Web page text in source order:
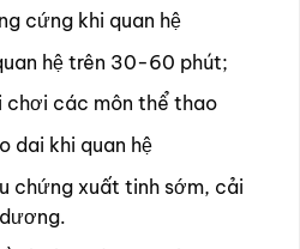
cứng khi quan hệ
hệ trên 30-60 phút;
chơi các môn thể thao
dai khi quan hệ
chứng xuất tinh sớm, cải